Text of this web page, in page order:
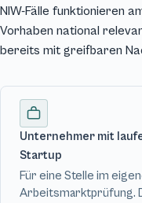
NIW-Fälle funktionieren
Vorhaben national
bereits mit greifbaren
Unternehmer mit
Startup
Für eine Stelle im
Arbeitsmarktprüfung.